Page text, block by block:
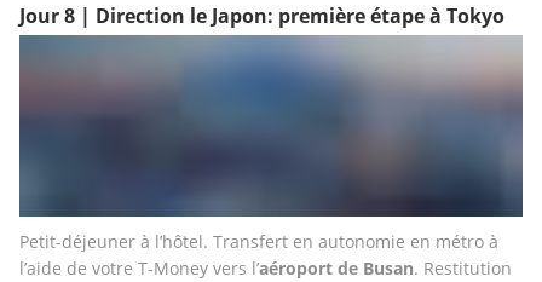
Jour 8 | Direction le Japon: première étape à Tokyo
Petit-déjeuner à l’hôtel. Transfert en autonomie en métro à
l’aide de votre T-Money vers l’aéroport de Busan. Restitution